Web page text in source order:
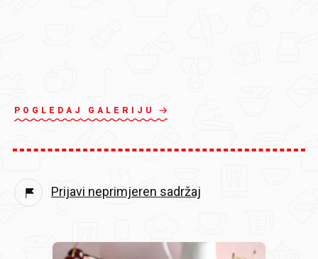
POGLEDAJ GALERIJU
Prijavi neprimjeren sadržaj